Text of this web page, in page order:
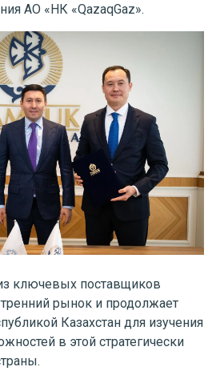
АО «НК «QazaqGaz».
ключевых поставщиков
рынок и продолжает
Казахстан для изучения
в этой стратегически